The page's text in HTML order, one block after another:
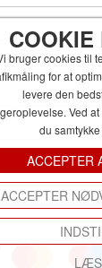
COOKIE
bruger cookies til
for at
levere den
Ved
du
ACCEPTER
ACCEPTER